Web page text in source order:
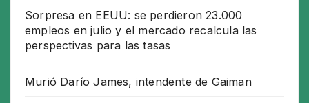
Sorpresa en EEUU: se perdieron 23.000
empleos en julio y el mercado recalcula las
perspectivas para las tasas
Murió Darío James, intendente de Gaiman